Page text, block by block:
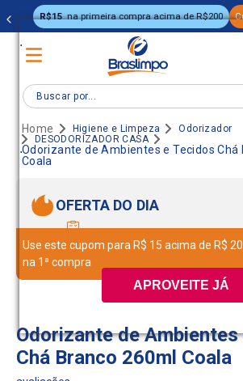
.
.
APROVEITE JÁ
R$15 na primeira compra acima de R$200
Buscar por...
Higiene e Limpeza
Odorizador
DESODORIZADOR CASA
Odorizante de Ambientes e Tecidos Chá
Coala
OFERTA DO DIA
Use este cupom para R$ 15 acima de R$
na 1ª compra
Odorizante de
Chá Branco 260ml Coala